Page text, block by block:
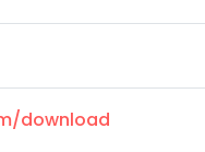
download